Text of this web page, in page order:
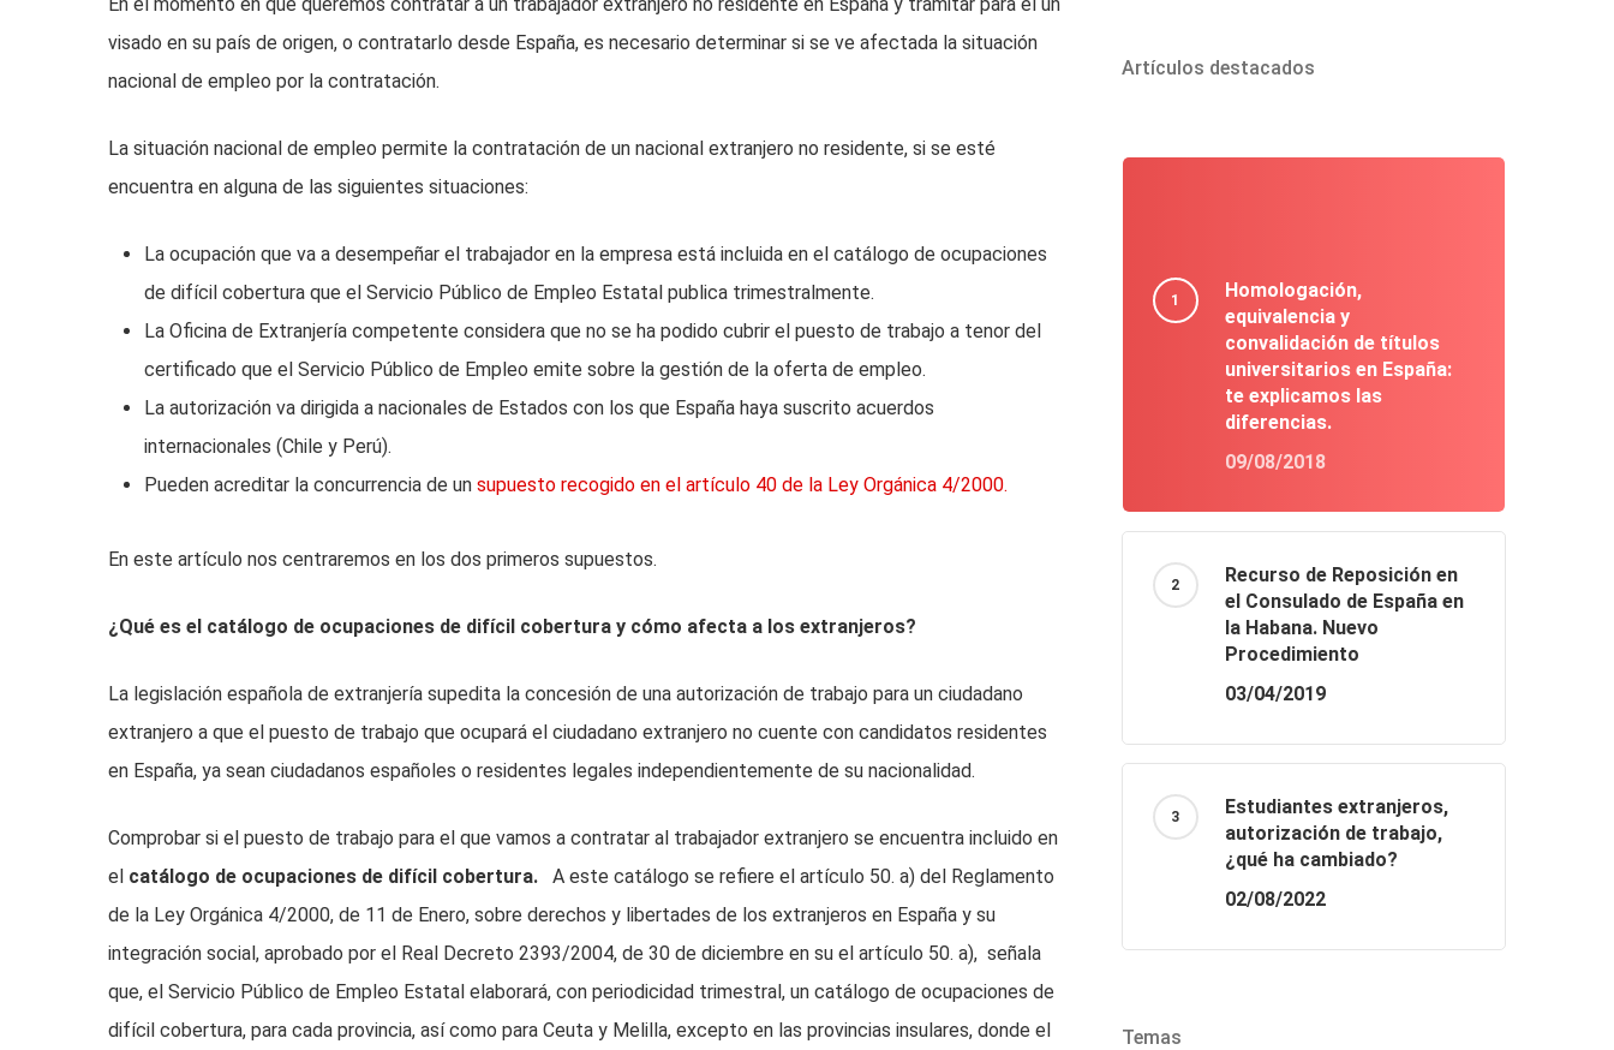
visado en su país de origen, o contratarlo desde España, es necesario determinar si se ve afectada la situación
nacional de empleo por la contratación.
La situación nacional de empleo permite la contratación de un nacional extranjero no residente, si se esté
encuentra en alguna de las siguientes situaciones:
La ocupación que va a desempeñar el trabajador en la empresa está incluida en el catálogo de ocupaciones
de difícil cobertura que el Servicio Público de Empleo Estatal publica trimestralmente.
La Oficina de Extranjería competente considera que no se ha podido cubrir el puesto de trabajo a tenor del
certificado que el Servicio Público de Empleo emite sobre la gestión de la oferta de empleo.
La autorización va dirigida a nacionales de Estados con los que España haya suscrito acuerdos
internacionales (Chile y Perú).
Pueden acreditar la concurrencia de un supuesto recogido en el artículo 40 de la Ley Orgánica 4/2000.
En este artículo nos centraremos en los dos primeros supuestos.
¿Qué es el catálogo de ocupaciones de difícil cobertura y cómo afecta a los extranjeros?
La legislación española de extranjería supedita la concesión de una autorización de trabajo para un ciudadano
extranjero a que el puesto de trabajo que ocupará el ciudadano extranjero no cuente con candidatos residentes
en España, ya sean ciudadanos españoles o residentes legales independientemente de su nacionalidad.
Comprobar si el puesto de trabajo para el que vamos a contratar al trabajador extranjero se encuentra incluido en
el catálogo de ocupaciones de difícil cobertura.
A este catálogo se refiere el artículo 50. a) del Reglamento
de la Ley Orgánica 4/2000, de 11 de Enero, sobre derechos y libertades de los extranjeros en España y su
integración social, aprobado por el Real Decreto 2393/2004, de 30 de diciembre en su el artículo 50. a), señala
que, el Servicio Público de Empleo Estatal elaborará, con periodicidad trimestral, un catálogo de ocupaciones de
difícil cobertura, para cada provincia, así como para Ceuta y Melilla, excepto en las provincias insulares, donde el
Artículos destacados
Homologación,
equivalencia y
convalidación de títulos
universitarios en España:
te explicamos las
diferencias.
09/08/2018
Recurso de Reposición en
el Consulado de España en
la Habana. Nuevo
Procedimiento
03/04/2019
Estudiantes extranjeros,
autorización de trabajo,
¿qué ha cambiado?
02/08/2022
Temas